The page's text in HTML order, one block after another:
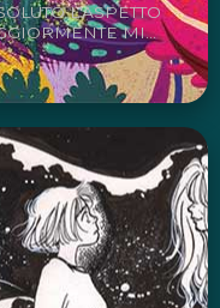
L'ASPETTO
MI...